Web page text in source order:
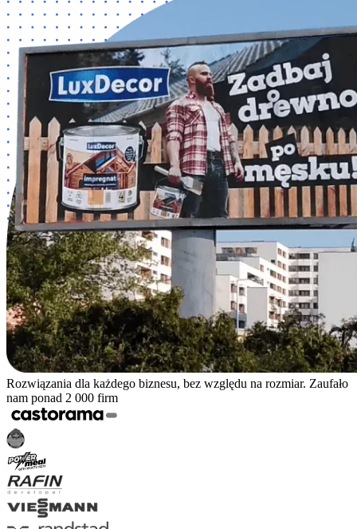
Rozwiązania dla każdego biznesu, bez względu na rozmiar. Zaufało
nam ponad 2 000 firm